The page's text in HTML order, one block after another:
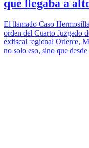
que llegaba a
El llamado Caso
orden del Cuarto Juzgado
exfiscal regional Oriente,
no solo eso, sino que desde